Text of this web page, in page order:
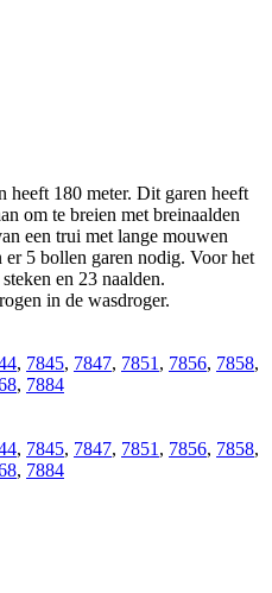
heeft 180 meter. Dit garen heeft
om te breien met breinaalden
een trui met lange mouwen
5 bollen garen nodig. Voor het
en 23 naalden.
in de wasdroger.
, 7845, 7847, 7851 , 7856, 7858,
, 7884
, 7845, 7847, 7851 , 7856, 7858,
, 7884